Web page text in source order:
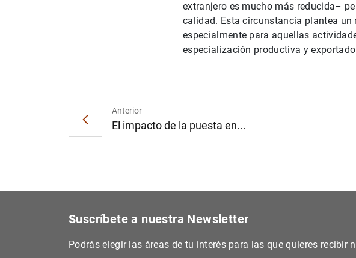
extranjero es mucho más reducida–
calidad. Esta circunstancia plantea
especialmente para aquellas
especialización productiva y
Anterior
El impacto de la puesta en...
Suscríbete a nuestra Newsletter
Podrás elegir las áreas de tu interés para las que quieres recibir